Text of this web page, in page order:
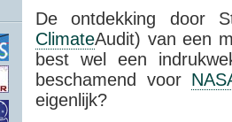
De ontdekking door
ClimateAudit) van een
best wel een
beschamend voor
eigenlijk?